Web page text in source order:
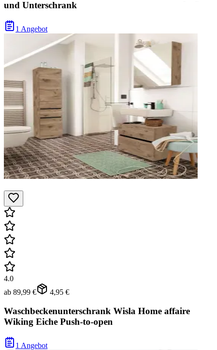
und Unterschrank
1 Angebot
4.0
ab 89,99 € 4,95 €
Waschbeckenunterschrank Wisla Home affaire
Wiking Eiche Push-to-open
1 Angebot